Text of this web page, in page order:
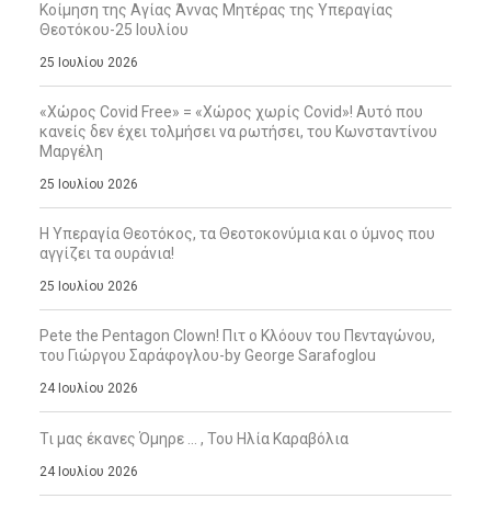
Κοίμηση της Αγίας Άννας Μητέρας της Υπεραγίας
Θεοτόκου-25 Ιουλίου
25 Ιουλίου 2026
«Χώρος Covid Free» = «Χώρος χωρίς Covid»! Αυτό που
κανείς δεν έχει τολμήσει να ρωτήσει, του Κωνσταντίνου
Μαργέλη
25 Ιουλίου 2026
Η Υπεραγία Θεοτόκος, τα Θεοτοκονύμια και ο ύμνος που
αγγίζει τα ουράνια!
25 Ιουλίου 2026
Pete the Pentagon Clown! Πιτ ο Κλόουν του Πενταγώνου,
του Γιώργου Σαράφογλου-by George Sarafoglou
24 Ιουλίου 2026
Τι μας έκανες Όμηρε … , Του Ηλία Καραβόλια
24 Ιουλίου 2026